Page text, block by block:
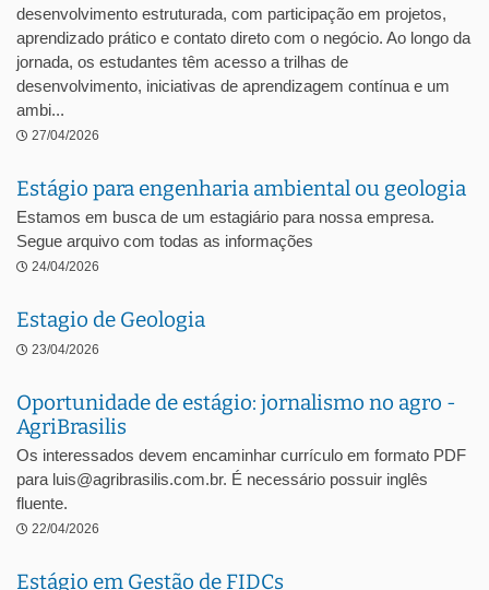
desenvolvimento estruturada, com participação em projetos,
aprendizado prático e contato direto com o negócio. Ao longo da
jornada, os estudantes têm acesso a trilhas de
desenvolvimento, iniciativas de aprendizagem contínua e um
ambi...
27/04/2026
Estágio para engenharia ambiental ou geologia
Estamos em busca de um estagiário para nossa empresa.
Segue arquivo com todas as informações
24/04/2026
Estagio de Geologia
23/04/2026
Oportunidade de estágio: jornalismo no agro -
AgriBrasilis
Os interessados devem encaminhar currículo em formato PDF
para luis@agribrasilis.com.br. É necessário possuir inglês
fluente.
22/04/2026
Estágio em Gestão de FIDCs